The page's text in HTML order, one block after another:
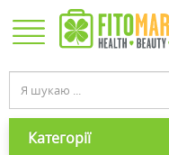
Категорії